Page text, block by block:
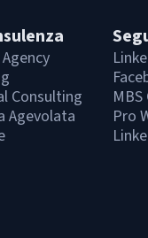
Consulting
Agevolata
Pro